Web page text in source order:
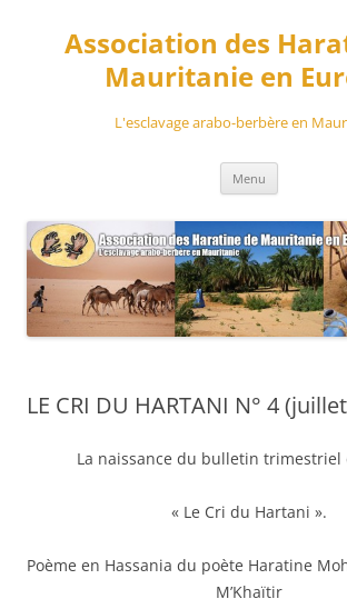
contenuAssociation des
Mauritanie en
L'esclavage arabo-berbère en
Menu
LE CRI DU HARTANI N° 4
La naissance du bulletin trimestriel
« Le Cri du Hartani ».
Poème en Hassania du poète Haratine
M’Khaïtir